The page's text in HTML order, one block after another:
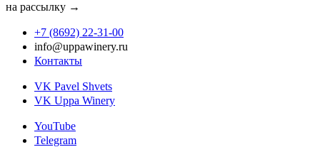
на рассылку →
+7 (8692) 22‑31‑00
info@uppawinery.ru
Контакты
VK Pavel Shvets
VK Uppa Winery
YouTube
Telegram